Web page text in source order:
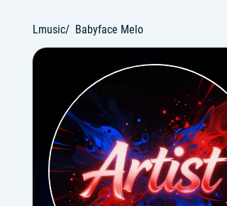
Lmusic Babyface Melo